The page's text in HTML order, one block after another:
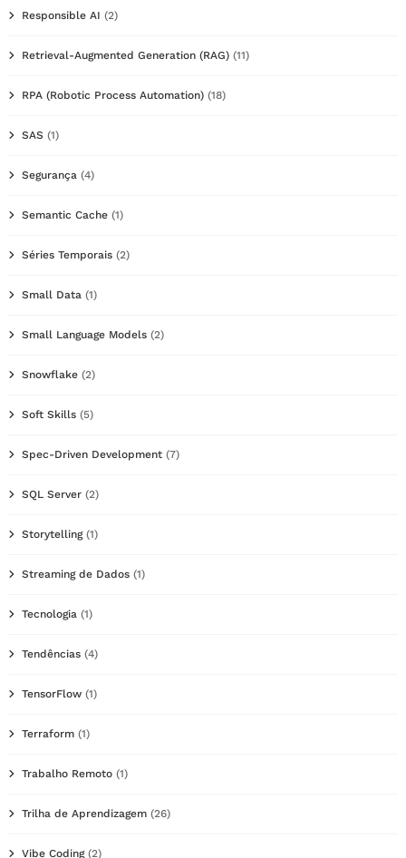
Responsible AI (2)
Retrieval-Augmented Generation (RAG) (11)
RPA (Robotic Process Automation) (18)
SAS (1)
Segurança (4)
Semantic Cache (1)
Séries Temporais (2)
Small Data (1)
Small Language Models (2)
Snowflake (2)
Soft Skills (5)
Spec-Driven Development (7)
SQL Server (2)
Storytelling(1)
Streaming de Dados (1)
Tecnologia (1)
Tendências (4)
TensorFlow (1)
Terraform (1)
Trabalho Remoto (1)
Trilha de Aprendizagem (26)
Vibe Coding(2)